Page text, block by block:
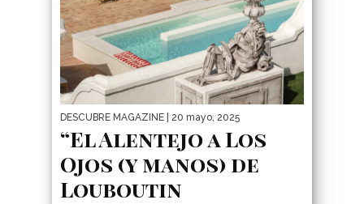
DESCUBRE MAGAZINE | 20 mayo, 2025
“El Alentejo a Los
Ojos (y manos) de
Louboutin